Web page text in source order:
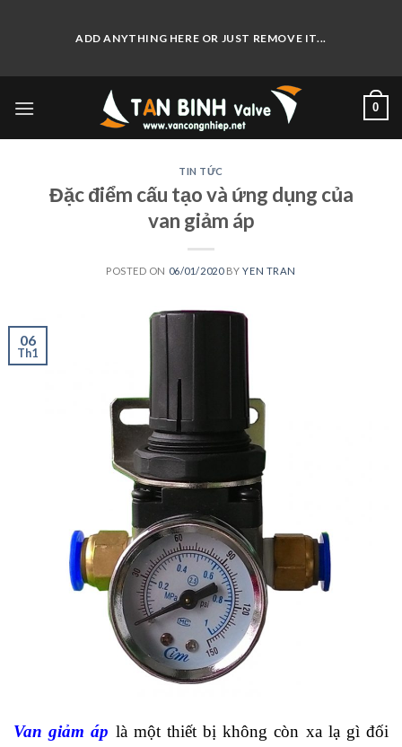
ADD ANYTHING HERE OR JUST REMOVE IT...
0
TIN TỨC
Đặc điểm cấu tạo và ứng dụng của
van giảm áp
POSTED ON 06/01/2020BYYEN TRAN
06
Th1
Van giảm áp là một thiết bị không còn xa lạ gì đối